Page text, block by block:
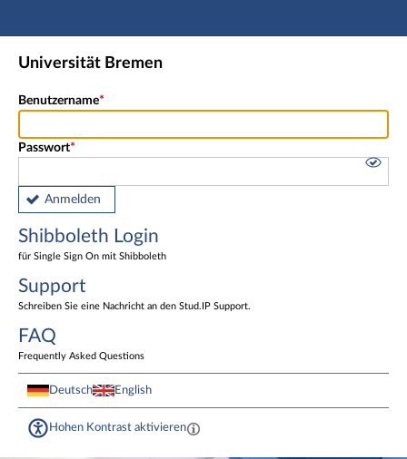
Hauptnavigation
Shibboleth Login
Universität Bremen
Benutzername
Passwort
Anmelden
Shibboleth Login
für Single Sign On mit Shibboleth
Support
Schreiben Sie eine Nachricht an den Stud.IP Support.
FAQ
Frequently Asked Questions
Deutsch English
Hohen Kontrast aktivieren